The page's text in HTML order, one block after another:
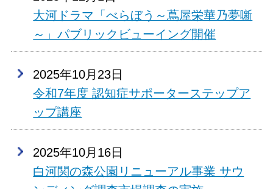
大河ドラマ「べらぼう～蔦屋栄華乃夢噺
～」パブリックビューイング開催
2025年10月23日
令和7年度 認知症サポーターステップア
ップ講座
2025年10月16日
白河関の森公園リニューアル事業 サウ